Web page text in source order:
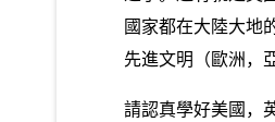
國家都在大陸大地
先進文明（歐洲，
請認真學好美國，